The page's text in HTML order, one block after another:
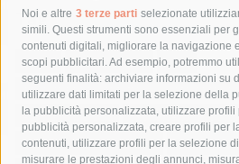
Noi e altre 3 terze parti selezionate
simili. Questi strumenti sono essenziali per
contenuti digitali, migliorare la navigazione
scopi pubblicitari. Ad esempio, potremmo
seguenti finalità: archiviare informazioni su
utilizzare dati limitati per la selezione della
la pubblicità personalizzata, utilizzare profili
pubblicità personalizzata, creare profili per
contenuti, utilizzare profili per la selezione
misurare le prestazioni degli annunci,
Tag
acqua allerta meteo
anas
area marina protetta di punta
Asl Napoli 3 sud
capitaneria di porto
castellammare di stabia